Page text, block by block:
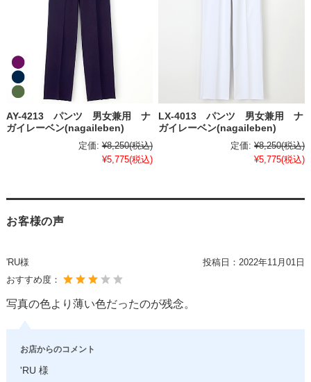
AY-4213 パンツ 男女兼用 ナ
ガイレーベン(nagaileben)
定価: ¥8,250(税込)
¥5,775(税込)
LX-4013 パンツ 男女兼用 ナ
ガイレーベン(nagaileben)
定価: ¥8,250(税込)
¥5,775(税込)
お客様の声
'RU様 投稿日： 2022年11月01日
おすすめ度：
写真の色より薄い色だったのが残念。
お店からのコメント
'RU 様